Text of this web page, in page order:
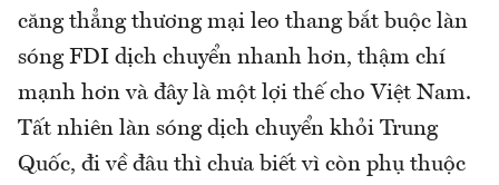
căng thẳng thương mại leo thang bắt buộc làn
sóng FDI dịch chuyển nhanh hơn, thậm chí
mạnh hơn và đây là một lợi thế cho Việt Nam.
Tất nhiên làn sóng dịch chuyển khỏi Trung
Quốc, đi về đâu thì chưa biết vì còn phụ thuộc